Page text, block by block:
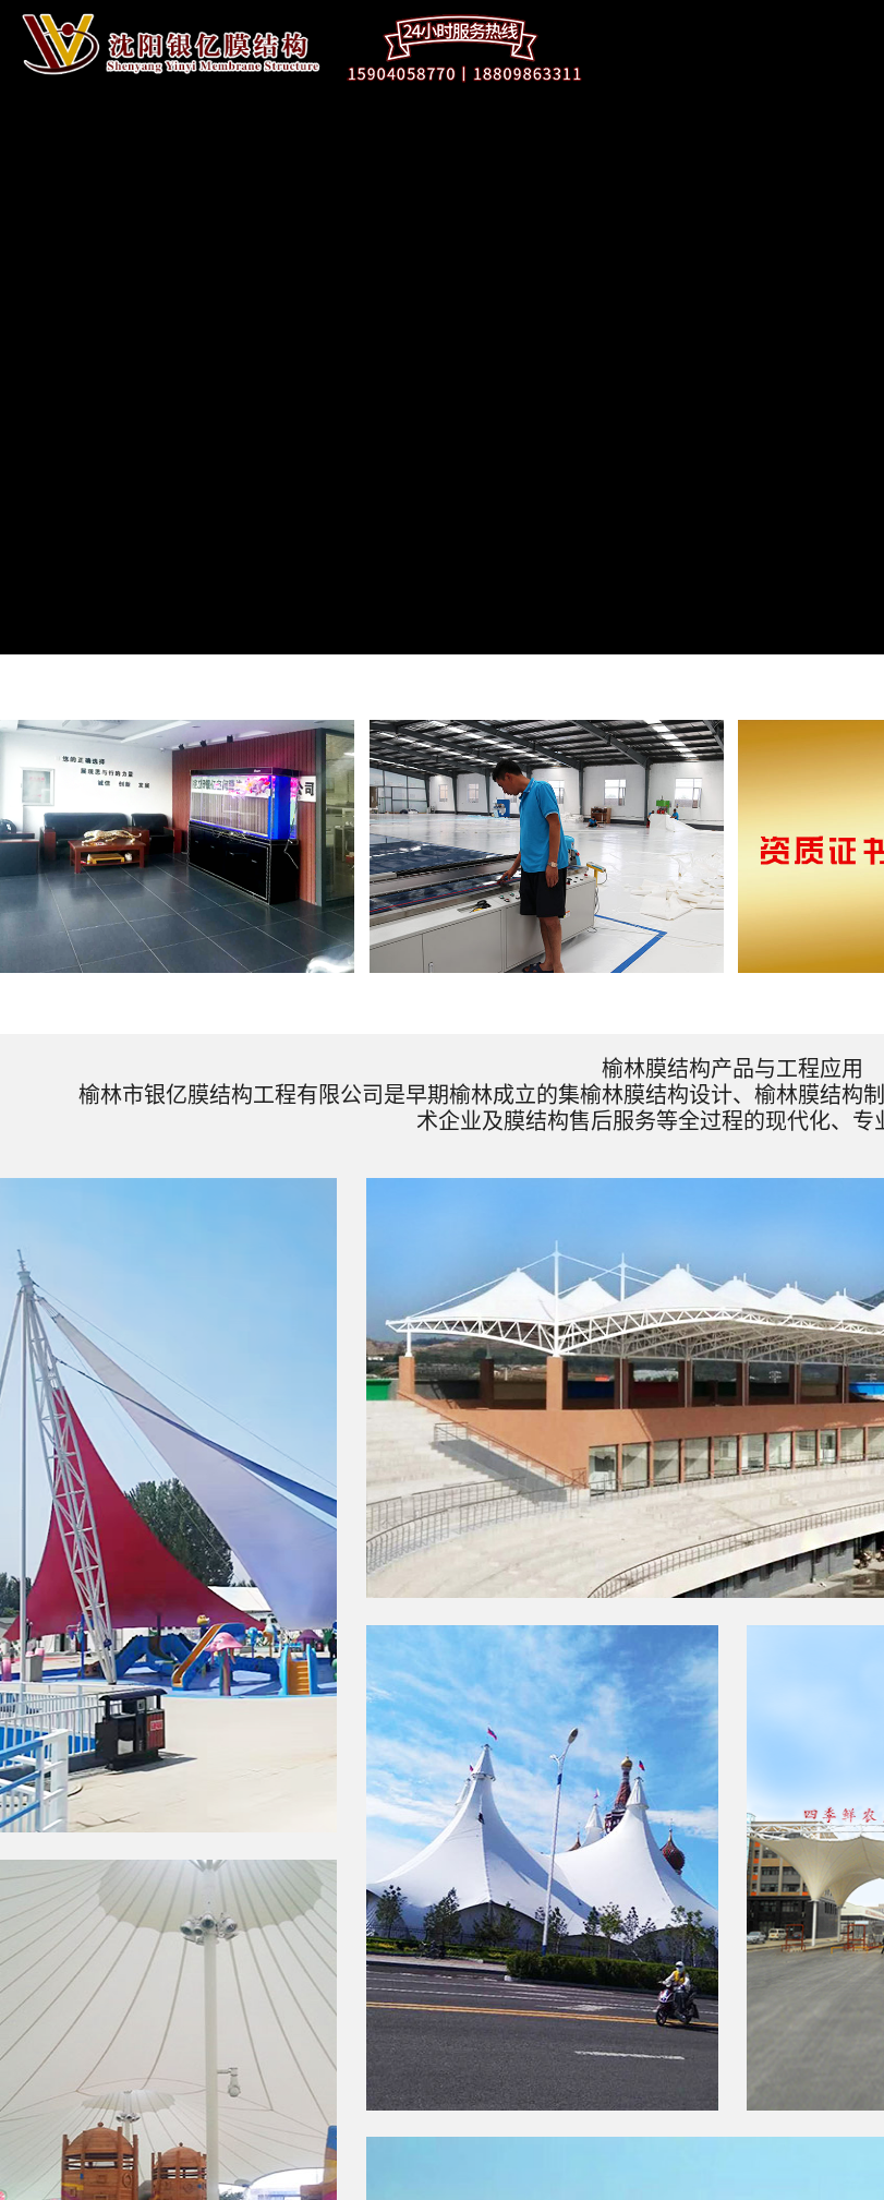
榆林膜结构产品与工程应用
榆林市银亿膜结构工程有限公司是早期榆林成立的集榆林膜结构设计、榆林膜结构
术企业及膜结构售后服务等全过程的现代化、专